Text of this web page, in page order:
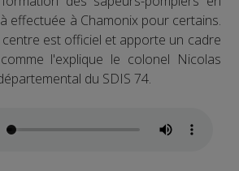
effectuée à Chamonix pour certains.
est officiel et apporte un cadre
l'explique le colonel Nicolas
du SDIS 74.